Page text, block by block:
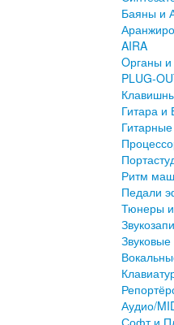
Баяны и
AIRA
Oрганы
PLUG-
Гитара и
Ритм
Педали
Тюнеры
Аудио/
Софт и